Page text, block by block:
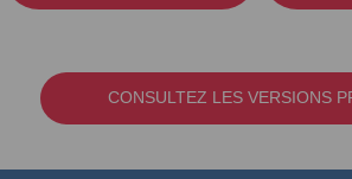
CONSULTEZ LES VERSIONS